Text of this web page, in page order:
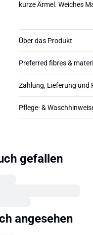
kurze Ärmel. Weiches
Über das Produkt
Preferred fibres &
Zahlung, Lieferung und
Pflege- &
gefallen
angesehen